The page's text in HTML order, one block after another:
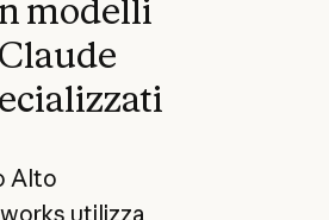
modelli
Alto
utilizza